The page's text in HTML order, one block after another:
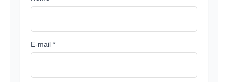
E-mail *